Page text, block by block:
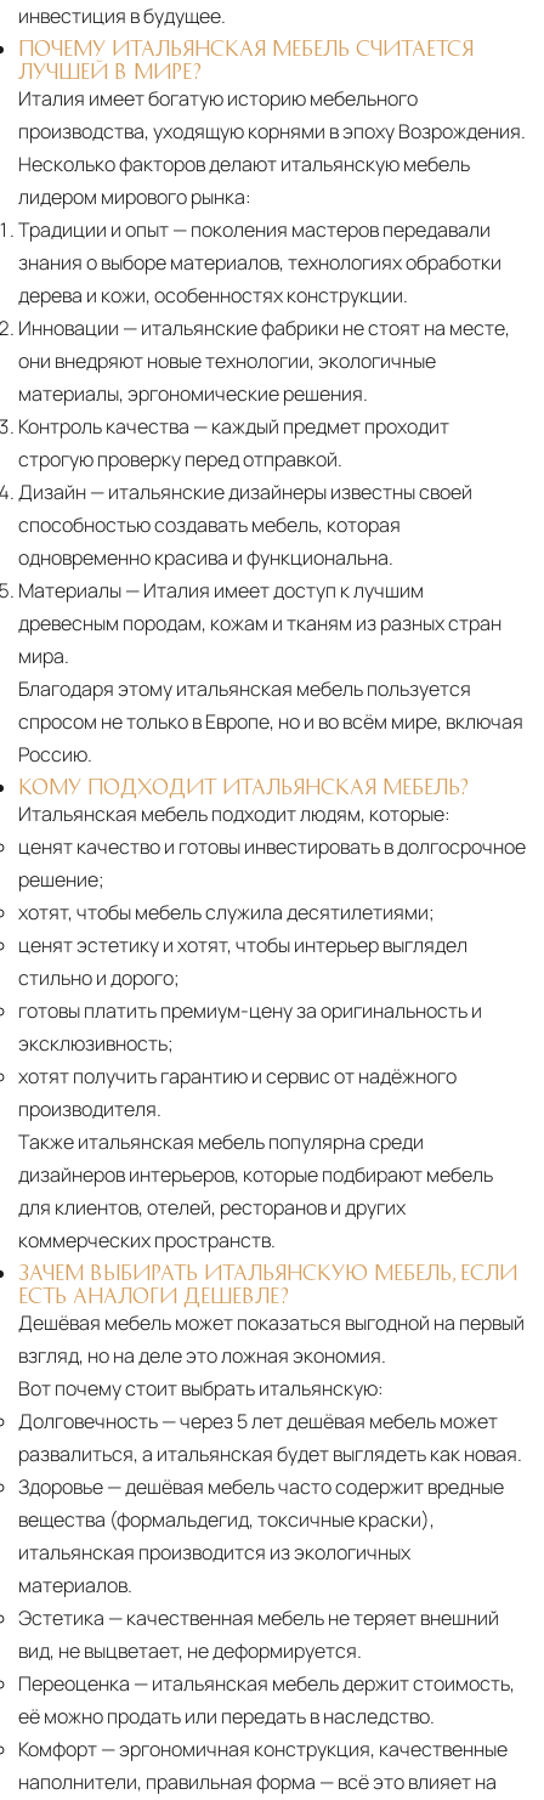
инвестиция в будущее.
ПОЧЕМУ ИТАЛЬЯНСКАЯ МЕБЕЛЬ СЧИТАЕТСЯ
ЛУЧШЕЙ В МИРЕ?
Италия имеет богатую историю мебельного
производства, уходящую корнями в эпоху Возрождения.
Несколько факторов делают итальянскую мебель
лидером мирового рынка:
Традиции и опыт— поколения мастеров передавали
знания о выборе материалов, технологиях обработки
дерева и кожи, особенностях конструкции.
Инновации — итальянские фабрики не стоят на месте,
они внедряют новые технологии, экологичные
материалы, эргономические решения.
Контроль качества — каждый предмет проходит
строгую проверку перед отправкой.
Дизайн— итальянские дизайнеры известны своей
способностью создавать мебель, которая
одновременно красива и функциональна.
Материалы— Италия имеет доступ к лучшим
древесным породам, кожам и тканям из разных стран
мира.
Благодаря этому итальянская мебель пользуется
спросом не только в Европе, но и во всём мире, включая
Россию.
КОМУ ПОДХОДИТ ИТАЛЬЯНСКАЯ МЕБЕЛЬ?
Итальянская мебель подходит людям, которые:
ценят качество и готовы инвестировать в долгосрочное
решение;
хотят, чтобы мебель служила десятилетиями;
ценят эстетику и хотят, чтобы интерьер выглядел
стильно и дорого;
готовы платить премиум-цену за оригинальность и
эксклюзивность;
хотят получить гарантию и сервис от надёжного
производителя.
Также итальянская мебель популярна среди
дизайнеров интерьеров, которые подбирают мебель
для клиентов, отелей, ресторанов и других
коммерческих пространств.
ЗАЧЕМ ВЫБИРАТЬ ИТАЛЬЯНСКУЮ МЕБЕЛЬ, ЕСЛИ
ЕСТЬ АНАЛОГИ ДЕШЕВЛЕ?
Дешёвая мебель может показаться выгодной на первый
взгляд, но на деле это ложная экономия.
Вот почему стоит выбрать итальянскую:
Долговечность— через 5 лет дешёвая мебель может
развалиться, а итальянская будет выглядеть как новая.
Здоровье— дешёвая мебель часто содержит вредные
вещества (формальдегид, токсичные краски),
итальянская производится из экологичных
материалов.
Эстетика — качественная мебель не теряет внешний
вид, не выцветает, не деформируется.
Переоценка — итальянская мебель держит стоимость,
её можно продать или передать в наследство.
Комфорт— эргономичная конструкция, качественные
наполнители, правильная форма — всё это влияет на